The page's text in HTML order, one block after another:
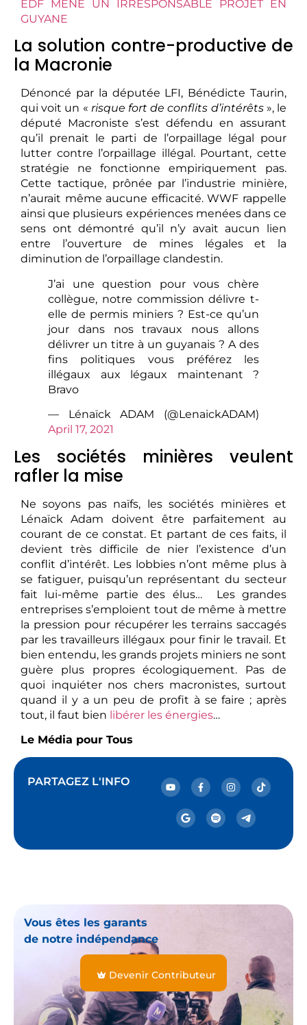
EDF MÈNE UN IRRESPONSABLE PROJET EN
GUYANE
La solution contre-productive de
la Macronie
Dénoncé par la députée LFI, Bénédicte Taurin,
qui voit un « risque fort de conflits d’intérêts», le
député Macroniste s’est défendu en assurant
qu’il prenait le parti de l’orpaillage légal pour
lutter contre l’orpaillage illégal. Pourtant, cette
stratégie ne fonctionne empiriquement pas.
Cette tactique, prônée par l’industrie minière,
n’aurait même aucune efficacité. WWF rappelle
ainsi que plusieurs expériences menées dans ce
sens ont démontré qu’il n’y avait aucun lien
entre l’ouverture de mines légales et la
diminution de l’orpaillage clandestin.
J’ai une question pour vous chère
collègue, notre commission délivre t-
elle de permis miniers ? Est-ce qu’un
jour dans nos travaux nous allons
délivrer un titre à un guyanais ? A des
fins politiques vous préférez les
illégaux aux légaux maintenant ?
Bravo
— Lénaïck ADAM (@LenaickADAM)
April 17, 2021
Les sociétés minières veulent
rafler la mise
Ne soyons pas naïfs, les sociétés minières et
Lénaïck Adam doivent être parfaitement au
courant de ce constat. Et partant de ces faits, il
devient très difficile de nier l’existence d’un
conflit d’intérêt. Les lobbies n’ont même plus à
se fatiguer, puisqu’un représentant du secteur
fait lui-même partie des élus… Les grandes
entreprises s’emploient tout de même à mettre
la pression pour récupérer les terrains saccagés
par les travailleurs illégaux pour finir le travail. Et
bien entendu, les grands projets miniers ne sont
guère plus propres écologiquement. Pas de
quoi inquiéter nos chers macronistes, surtout
quand il y a un peu de profit à se faire ; après
tout, il faut bien libérer les énergies…
Le Média pour Tous
PARTAGEZ L'INFO
Vous êtes les garants
de notre indépendance
Devenir Contributeur